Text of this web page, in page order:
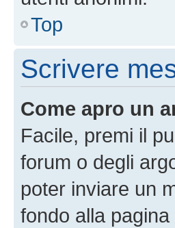
Top
Scrivere
Come apro un
Facile, premi il
forum o degli
poter inviare un
fondo alla